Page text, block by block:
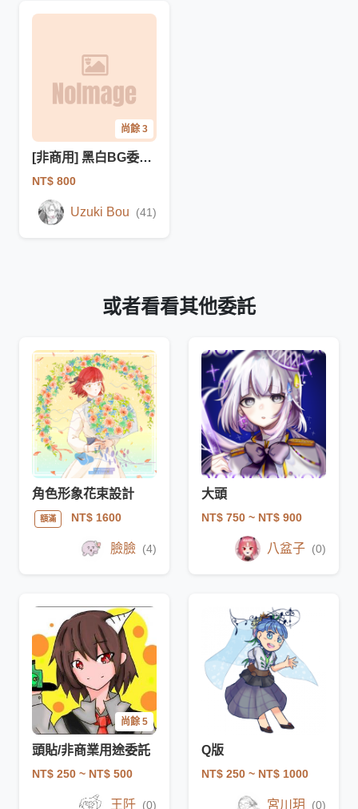
尚餘 3
[非商用] 黑白BG委託 (一般向)
NT$ 800
Uzuki Bou (41)
或者看看其他委託
角色形象花束設計
額滿 NT$ 1600
臉臉 (4)
大頭
NT$ 750 ~ NT$ 900
八盆子 (0)
尚餘 5
頭貼/非商業用途委託
NT$ 250 ~ NT$ 500
王阡 (0)
Q版
NT$ 250 ~ NT$ 1000
宮川玥 (0)